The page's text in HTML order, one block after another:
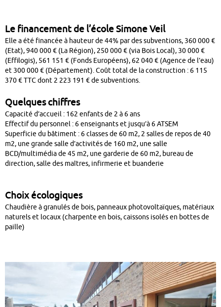
Le financement de l’école Simone Veil
Elle a été financée à hauteur de 44% par des subventions, 360 000 €
(Etat), 940 000 € (La Région), 250 000 € (via Bois Local), 30 000 €
(Effilogis), 561 151 € (Fonds Européens), 62 040 € (Agence de l’eau)
et 300 000 € (Département). Coût total de la construction : 6 115
370 € TTC dont 2 223 191 € de subventions.
Quelques chiffres
Capacité d’accueil : 162 enfants de 2 à 6 ans
Effectif du personnel : 6 enseignants et jusqu’à 6 ATSEM
Superficie du bâtiment : 6 classes de 60 m2, 2 salles de repos de 40
m2, une grande salle d’activités de 160 m2, une salle
BCD/multimédia de 45 m2, une garderie de 60 m2, bureau de
direction, salle des maîtres, infirmerie et buanderie
Choix écologiques
Chaudière à granulés de bois, panneaux photovoltaïques, matériaux
naturels et locaux (charpente en bois, caissons isolés en bottes de
paille)